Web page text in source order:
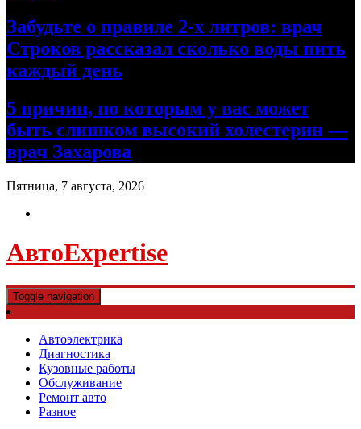
Забудьте о правиле 2-х литров: врач
Строков рассказал сколько воды пить
каждый день
5 причин, по которым у вас может
быть слишком высокий холестерин —
врач Захарова
Пятница, 7 августа, 2026
АвтоExpertise
Toggle navigation
Автоэлектрика
Диагностика
Кузовные работы
Обслуживание
Ремонт авто
Разное